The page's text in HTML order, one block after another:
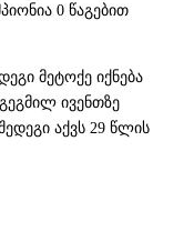
0 წაგებით
მეტოქე იქნება
ივენთზე
აქვს 29 წლის